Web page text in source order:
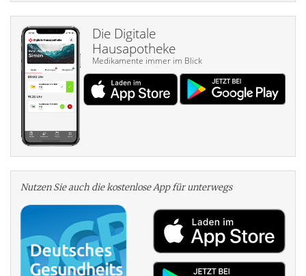
Die Digitale
Hausapotheke
Medikamente immer im Blick
Nutzen Sie auch die kosten­lose App für unterwegs